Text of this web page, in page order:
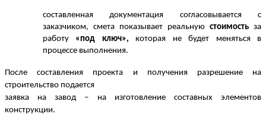
составленная документация согласовывается с
заказчиком, смета показывает реальную стоимость за
работу «под ключ», которая не будет меняться в
процессе выполнения.
После составления проекта и получения разрешение на
строительство подается
заявка на завод – на изготовление составных элементов
конструкции.